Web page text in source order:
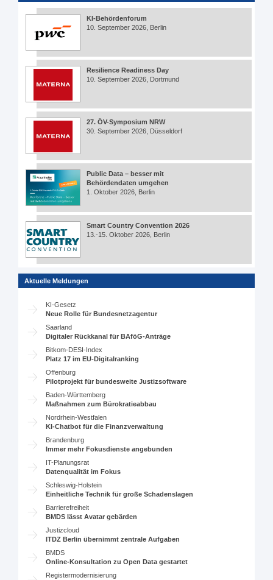
KI-Behördenforum
10. September 2026, Berlin
Resilience Readiness Day
10. September 2026, Dortmund
27. ÖV-Symposium NRW
30. September 2026, Düsseldorf
Public Data – besser mit
Behördendaten umgehen
1. Oktober 2026, Berlin
Smart Country Convention 2026
13.-15. Oktober 2026, Berlin
Aktuelle Meldungen
KI-Gesetz
Neue Rolle für Bundesnetzagentur
Saarland
Digitaler Rückkanal für BAföG-Anträge
Bitkom-DESI-Index
Platz 17 im EU-Digitalranking
Offenburg
Pilotprojekt für bundesweite Justizsoftware
Baden-Württemberg
Maßnahmen zum Bürokratieabbau
Nordrhein-Westfalen
KI-Chatbot für die Finanzverwaltung
Brandenburg
Immer mehr Fokusdienste angebunden
IT-Planungsrat
Datenqualität im Fokus
Schleswig-Holstein
Einheitliche Technik für große Schadenslagen
Barrierefreiheit
BMDS lässt Avatar gebärden
Justizcloud
ITDZ Berlin übernimmt zentrale Aufgaben
BMDS
Online-Konsultation zu Open Data gestartet
Registermodernisierung